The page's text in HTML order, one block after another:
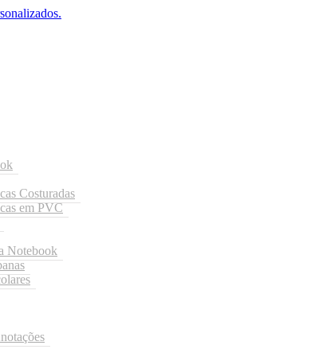
Costuradas
em PVC
Notebook